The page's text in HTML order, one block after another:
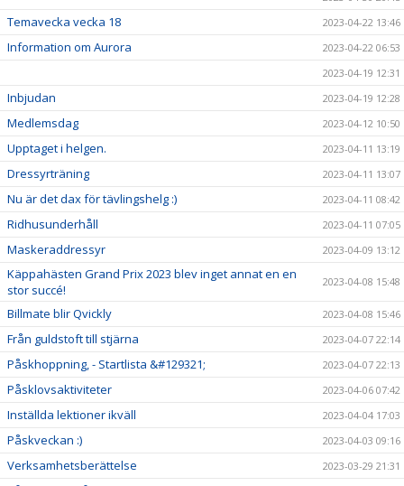
Temavecka vecka 18 2023-04-22 13:46
Information om Aurora
2023-04-22 06:53
2023-04-19 12:31
Inbjudan 2023-04-19 12:28
Medlemsdag 2023-04-12 10:50
Upptaget i helgen. 2023-04-11 13:19
Dressyrträning 2023-04-11 13:07
Nu är det dax för tävlingshelg :) 2023-04-11 08:42
Ridhusunderhåll 2023-04-11 07:05
Maskeraddressyr 2023-04-09 13:12
Käppahästen Grand Prix 2023 blev inget annat en en
stor succé!
2023-04-08 15:48
Billmate blir Qvickly 2023-04-08 15:46
Från guldstoft till stjärna 2023-04-07 22:14
Påskhoppning, - Startlista &#129321; 2023-04-07 22:13
Påsklovsaktiviteter 2023-04-06 07:42
Inställda lektioner ikväll 2023-04-04 17:03
Påskveckan :) 2023-04-03 09:16
Verksamhetsberättelse 2023-03-29 21:31